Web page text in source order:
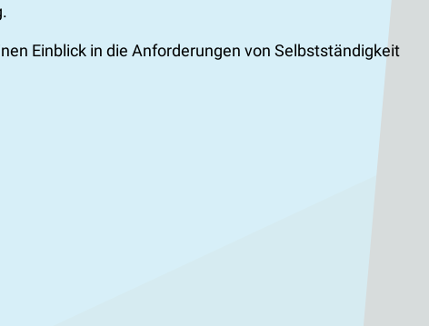
Einblick in die Anforderungen von Selbstständigkeit